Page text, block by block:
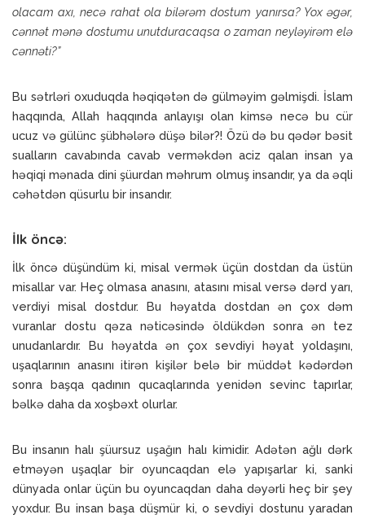
olacam axı, necə rahat ola bilərəm dostum yanırsa? Yox əgər,
cənnət mənə dostumu unutduracaqsa o zaman neyləyirəm elə
cənnəti?”
Bu sətrləri oxuduqda həqiqətən də gülməyim gəlmişdi. İslam
haqqında, Allah haqqında anlayışı olan kimsə necə bu cür
ucuz və gülünc şübhələrə düşə bilər?! Özü də bu qədər bəsit
sualların cavabında cavab verməkdən aciz qalan insan ya
həqiqi mənada dini şüurdan məhrum olmuş insandır, ya da əqli
cəhətdən qüsurlu bir insandır.
İlk öncə:
İlk öncə düşündüm ki, misal vermək üçün dostdan da üstün
misallar var. Heç olmasa anasını, atasını misal versə dərd yarı,
verdiyi misal dostdur. Bu həyatda dostdan ən çox dəm
vuranlar dostu qəza nəticəsində öldükdən sonra ən tez
unudanlardır. Bu həyatda ən çox sevdiyi həyat yoldaşını,
uşaqlarının anasını itirən kişilər belə bir müddət kədərdən
sonra başqa qadının qucaqlarında yenidən sevinc tapırlar,
bəlkə daha da xoşbəxt olurlar.
Bu insanın halı şüursuz uşağın halı kimidir. Adətən ağlı dərk
etməyən uşaqlar bir oyuncaqdan elə yapışarlar ki, sanki
dünyada onlar üçün bu oyuncaqdan daha dəyərli heç bir şey
yoxdur. Bu insan başa düşmür ki, o sevdiyi dostunu yaradan